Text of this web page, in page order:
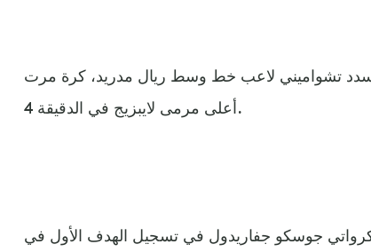
تشواميني لاعب خط وسط ريال مدريد، كرة مرت
أعلى مرمى لايبزيج في الدقيقة 4.
جوسكو جفاريدول في تسجيل الهدف الأول في